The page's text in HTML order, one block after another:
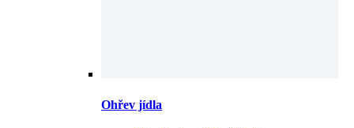
Ohřev jídla